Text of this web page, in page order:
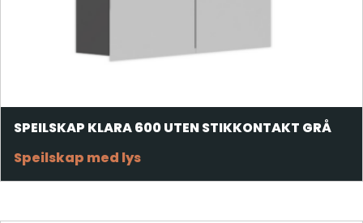
SPEILSKAP KLARA 600 UTEN STIKKONTAKT GRÅ
Speilskap med lys